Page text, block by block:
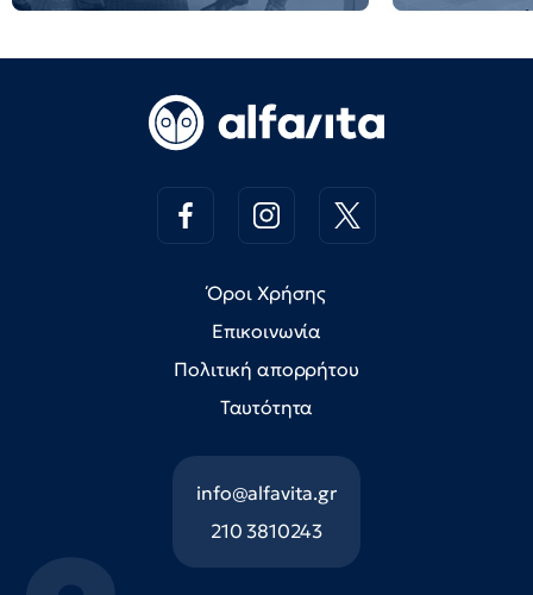
Όροι Χρήσης
Επικοινωνία
Πολιτική απορρήτου
Ταυτότητα
info@alfavita.gr
210 3810243